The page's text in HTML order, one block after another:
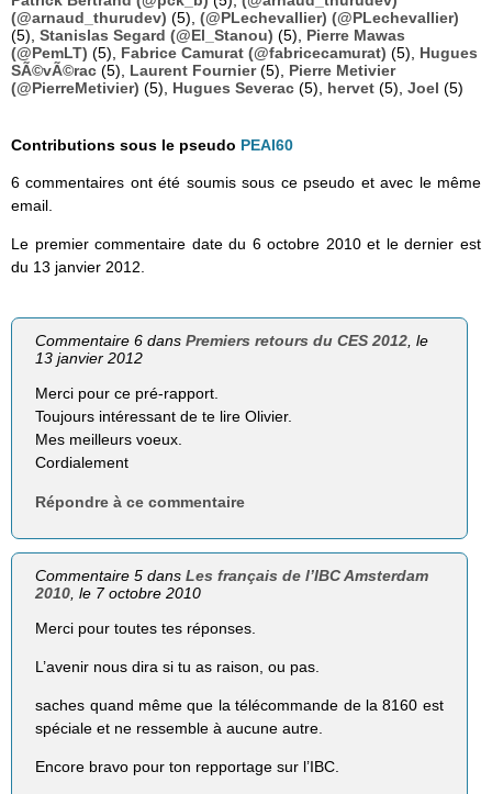
(@arnaud_thurudev) (5), (@PLechevallier) (@PLechevallier)
(5), Stanislas Segard (@El_Stanou) (5), Pierre Mawas
(@PemLT) (5), Fabrice Camurat (@fabricecamurat) (5), Hugues
SÃ©vÃ©rac (5), Laurent Fournier(5), Pierre Metivier
(@PierreMetivier) (5), Hugues Severac (5), hervet (5), Joel (5)
Contributions sous le pseudo PEAI60
6 commentaires ont été soumis sous ce pseudo et avec le même
email.
Le premier commentaire date du 6 octobre 2010 et le dernier est
du 13 janvier 2012.
Commentaire 6 dansPremiers retours du CES 2012, le
13 janvier 2012
Merci pour ce pré-rapport.
Toujours intéressant de te lire Olivier.
Mes meilleurs voeux.
Cordialement
Répondre à ce commentaire
Commentaire 5 dansLes français de l’IBC Amsterdam
2010 , le 7 octobre 2010
Merci pour toutes tes réponses.
L’avenir nous dira si tu as raison, ou pas.
saches quand même que la télécommande de la 8160 est
spéciale et ne ressemble à aucune autre.
Encore bravo pour ton repportage sur l’IBC.